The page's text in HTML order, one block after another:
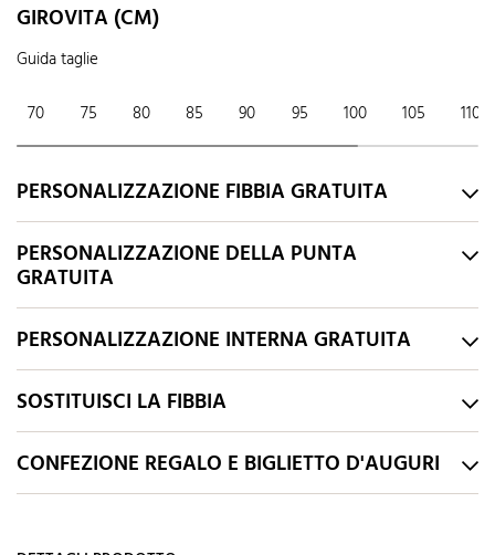
GIROVITA (CM)
Guida taglie
70 75 80 85 90 95 100 105 110
PERSONALIZZAZIONE FIBBIA GRATUITA
PERSONALIZZAZIONE DELLA PUNTA
GRATUITA
PERSONALIZZAZIONE INTERNA GRATUITA
SOSTITUISCI LA FIBBIA
CONFEZIONE REGALO E BIGLIETTO D'AUGURI